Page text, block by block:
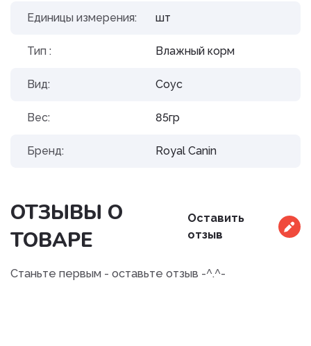
Единицы измерения: шт
Тип : Влажный корм
Вид: Соус
Вес: 85гр
Бренд: Royal Canin
ОТЗЫВЫ О
ТОВАРЕ
Оставить
отзыв
Станьте первым - оставьте отзыв -^.^-